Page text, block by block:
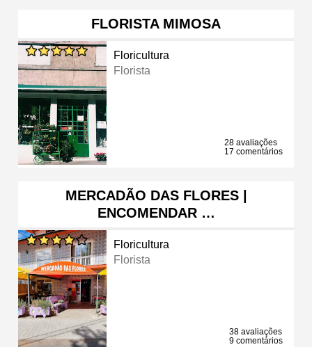
FLORISTA MIMOSA
Floricultura
Florista
28 avaliações
17 comentários
MERCADÃO DAS FLORES |
ENCOMENDAR …
Floricultura
Florista
38 avaliações
9 comentários